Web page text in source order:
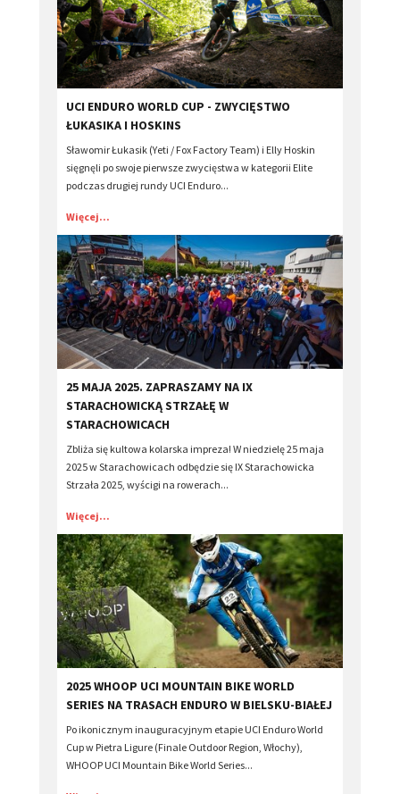
​UCI ENDURO WORLD CUP - ZWYCIĘSTWO
ŁUKASIKA I HOSKINS
Sławomir Łukasik (Yeti / Fox Factory Team) i Elly Hoskin
sięgnęli po swoje pierwsze zwycięstwa w kategorii Elite
podczas drugiej rundy UCI Enduro...
Więcej...
​25 MAJA 2025. ZAPRASZAMY NA IX
STARACHOWICKĄ STRZAŁĘ W
STARACHOWICACH
Zbliża się kultowa kolarska impreza! W niedzielę 25 maja
2025 w Starachowicach odbędzie się IX Starachowicka
Strzała 2025, wyścigi na rowerach...
Więcej...
2025 WHOOP UCI MOUNTAIN BIKE WORLD
SERIES NA TRASACH ENDURO W BIELSKU-BIAŁEJ
Po ikonicznym inauguracyjnym etapie UCI Enduro World
Cup w Pietra Ligure (Finale Outdoor Region, Włochy),
WHOOP UCI Mountain Bike World Series...